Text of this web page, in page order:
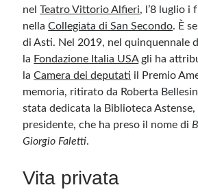
nelTeatro Vittorio Alfieri, l’8 luglio i
nellaCollegiata di San Secondo. È
di Asti. Nel 2019, nel quinquennale
la Fondazione Italia USAgli ha
laCamera dei deputati il Premio
memoria, ritirato da Roberta
stata dedicata la Biblioteca
presidente, che ha preso il nome di
Giorgio Faletti.
Vita privata